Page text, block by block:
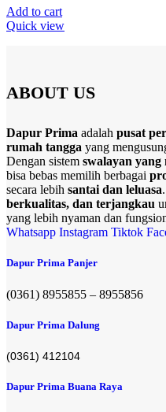
Add to cart
Quick view
ABOUT US
Dapur Prima adalah pusat
rumah tangga yang
Dengan sistem swalayan
bisa bebas memilih berbagai
secara lebih santai dan leluasa
berkualitas, dan terjangkau
yang lebih nyaman dan
Whatsapp Instagram Tiktok
Dapur Prima Panjer
(0361) 8955855 – 8955856​
Dapur Prima Dalung
(0361) 412104
Dapur Prima Buana Raya